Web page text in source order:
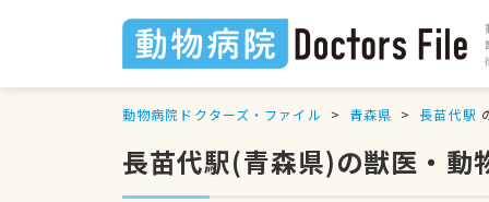
動物病院ドクターズ・ファイル 青森県 長苗代駅
長苗代駅(青森県)の獣医・動